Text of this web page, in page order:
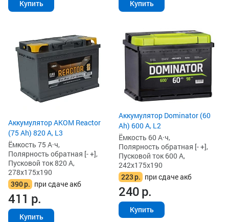
Купить Купить
Аккумулятор AKOM Reactor
(75 Ah) 820 А, L3
Ёмкость 75 А·ч,
Полярность обратная [- +],
Пусковой ток 820 А,
278x175x190
390р. при сдаче акб
411 р.
Купить
Аккумулятор Dominator (60
Ah) 600 А, L2
Ёмкость 60 А·ч,
Полярность обратная [- +],
Пусковой ток 600 А,
242x175x190
223р. при сдаче акб
240р.
Купить